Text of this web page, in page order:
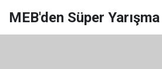
MEB'den Süper Yarışma